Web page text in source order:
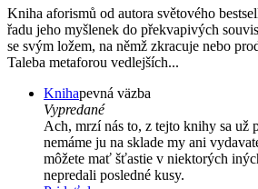
Kniha aforismů od autora světového
řadu jeho myšlenek do překvapivých
se svým ložem, na němž zkracuje nebo
Taleba metaforou vedlejších...
Knihapevná väzba
Vypredané
Ach, mrzí nás to, z tejto knihy sa už
nemáme ju na sklade my ani
môžete mať šťastie v niektorých
nepredali posledné kusy.